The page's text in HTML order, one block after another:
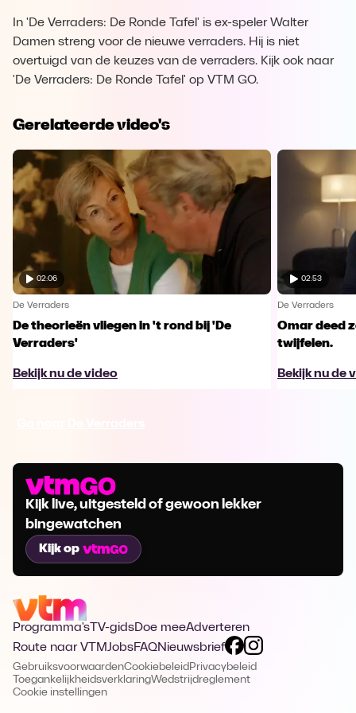
In 'De Verraders: De Ronde Tafel' is ex-speler Walter
Damen streng voor de nieuwe verraders. Hij is niet
overtuigd van de keuzes van de verraders. Kijk ook naar
'De Verraders: De Ronde Tafel' op VTM GO.
Gerelateerde video's
02:06
De Verraders
De theorieën vliegen in 't rond bij 'De
Verraders'
Bekijk nu de video
02:53
De Verraders
Omar deed
twijfelen.
Bekijk nu de
Kijk live, uitgesteld of gewoon lekker
bingewatchen
Kijk op
Programma's TV-gidsDoe meeAdverteren
Route naar VTMJobsFAQNieuwsbrief
GebruiksvoorwaardenCookiebeleid Privacybeleid
ToegankelijkheidsverklaringWedstrijdreglement
Cookie instellingen